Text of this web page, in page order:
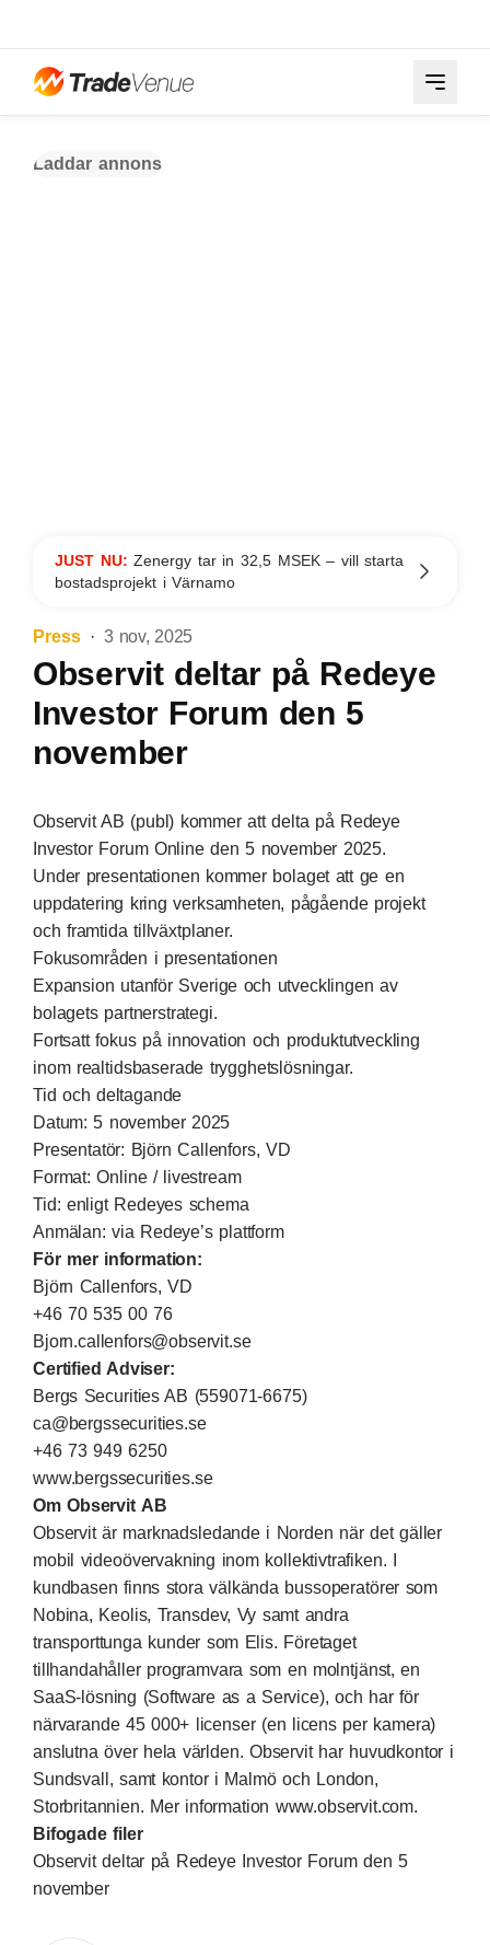
Laddar annons
JUST NU:Zenergy tar in 32,5 MSEK – vill starta
bostadsprojekt i Värnamo
Press 3 nov, 2025
Observit deltar på Redeye
Investor Forum den 5
november
Observit AB (publ) kommer att delta på Redeye
Investor Forum Online den 5 november 2025.
Under presentationen kommer bolaget att ge en
uppdatering kring verksamheten, pågående projekt
och framtida tillväxtplaner.
Fokusområden i presentationen
Expansion utanför Sverige och utvecklingen av
bolagets partnerstrategi.
Fortsatt fokus på innovation och produktutveckling
inom realtidsbaserade trygghetslösningar.
Tid och deltagande
Datum: 5 november 2025
Presentatör: Björn Callenfors, VD
Format: Online / livestream
Tid: enligt Redeyes schema
Anmälan: via Redeye’s plattform
För mer information:
Björn Callenfors, VD
+46 70 535 00 76
Bjorn.callenfors@observit.se
Certified Adviser:
Bergs Securities AB (559071-6675)
ca@bergssecurities.se
+46 73 949 6250
www.bergssecurities.se
Om Observit AB
Observit är marknadsledande i Norden när det gäller
mobil videoövervakning inom kollektivtrafiken. I
kundbasen finns stora välkända bussoperatörer som
Nobina, Keolis, Transdev, Vy samt andra
transporttunga kunder som Elis. Företaget
tillhandahåller programvara som en molntjänst, en
SaaS-lösning (Software as a Service), och har för
närvarande 45 000+ licenser (en licens per kamera)
anslutna över hela världen. Observit har huvudkontor i
Sundsvall, samt kontor i Malmö och London,
Storbritannien. Mer information www.observit.com.
Bifogade filer
Observit deltar på Redeye Investor Forum den 5
november